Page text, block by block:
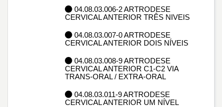
04.08.03.006-2 ARTRODESE
CERVICAL ANTERIOR TRÊS NIVEIS
04.08.03.007-0 ARTRODESE
CERVICAL ANTERIOR DOIS NÍVEIS
04.08.03.008-9 ARTRODESE
CERVICAL ANTERIOR C1-C2 VIA
TRANS-ORAL / EXTRA-ORAL
04.08.03.011-9 ARTRODESE
CERVICAL ANTERIOR UM NÍVEL